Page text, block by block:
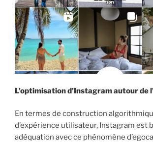
L’optimisation d’Instagram autour de
En termes de construction
d’expérience utilisateur, Instagram est
adéquation avec ce phénomène